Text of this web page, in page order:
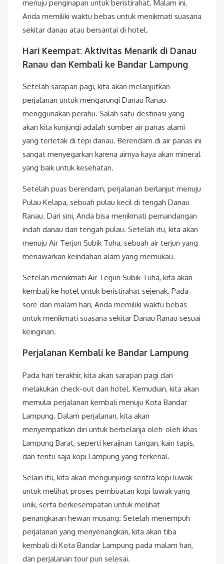
menuju penginapan untuk beristirahat. Malam ini,
Anda memiliki waktu bebas untuk menikmati suasana
sekitar danau atau bersantai di hotel.
Hari Keempat: Aktivitas Menarik di Danau
Ranau dan Kembali ke Bandar Lampung
Setelah sarapan pagi, kita akan melanjutkan
perjalanan untuk mengarungi Danau Ranau
menggunakan perahu. Salah satu destinasi yang
akan kita kunjungi adalah sumber air panas alami
yang terletak di tepi danau. Berendam di air panas ini
sangat menyegarkan karena airnya kaya akan mineral
yang baik untuk kesehatan.
Setelah puas berendam, perjalanan berlanjut menuju
Pulau Kelapa, sebuah pulau kecil di tengah Danau
Ranau. Dari sini, Anda bisa menikmati pemandangan
indah danau dari tengah pulau. Setelah itu, kita akan
menuju Air Terjun Subik Tuha, sebuah air terjun yang
menawarkan keindahan alam yang memukau.
Setelah menikmati Air Terjun Subik Tuha, kita akan
kembali ke hotel untuk beristirahat sejenak. Pada
sore dan malam hari, Anda memiliki waktu bebas
untuk menikmati suasana sekitar Danau Ranau sesuai
keinginan.
Perjalanan Kembali ke Bandar Lampung
Pada hari terakhir, kita akan sarapan pagi dan
melakukan check-out dari hotel. Kemudian, kita akan
memulai perjalanan kembali menuju Kota Bandar
Lampung. Dalam perjalanan, kita akan
menyempatkan diri untuk berbelanja oleh-oleh khas
Lampung Barat, seperti kerajinan tangan, kain tapis,
dan tentu saja kopi Lampung yang terkenal.
Selain itu, kita akan mengunjungi sentra kopi luwak
untuk melihat proses pembuatan kopi luwak yang
unik, serta berkesempatan untuk melihat
penangkaran hewan musang. Setelah menempuh
perjalanan yang menyenangkan, kita akan tiba
kembali di Kota Bandar Lampung pada malam hari,
dan perjalanan tour pun selesai.